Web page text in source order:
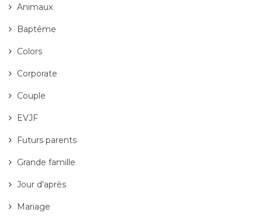
Animaux
Baptême
Colors
Corporate
Couple
EVJF
Futurs parents
Grande famille
Jour d'après
Mariage